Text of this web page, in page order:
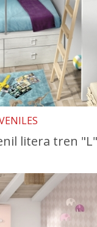
litera tren "L"